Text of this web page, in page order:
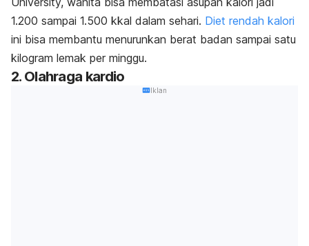
1.200 sampai 1.500 kkal dalam sehari. Diet rendah kalori
ini bisa membantu menurunkan berat badan sampai satu
kilogram lemak per minggu.
2. Olahraga kardio
Iklan